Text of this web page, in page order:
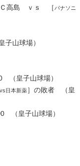
高島 ｖｓ ［ パナソニ
山球場）
皇子山球場）
日本新薬］の敗者 （皇
皇子山球場）